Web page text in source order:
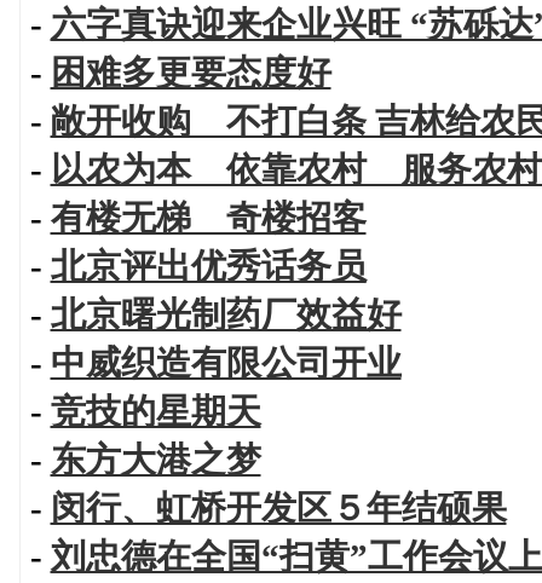
- 六字真诀迎来企业兴旺 “苏砾
- 困难多更要态度好
- 敞开收购 不打白条 吉林给农
- 以农为本 依靠农村 服务农村
- 有楼无梯 奇楼招客
- 北京评出优秀话务员
- 北京曙光制药厂效益好
- 中威织造有限公司开业
- 竞技的星期天
- 东方大港之梦
- 闵行、虹桥开发区５年结硕果
- 刘忠德在全国“扫黄”工作会